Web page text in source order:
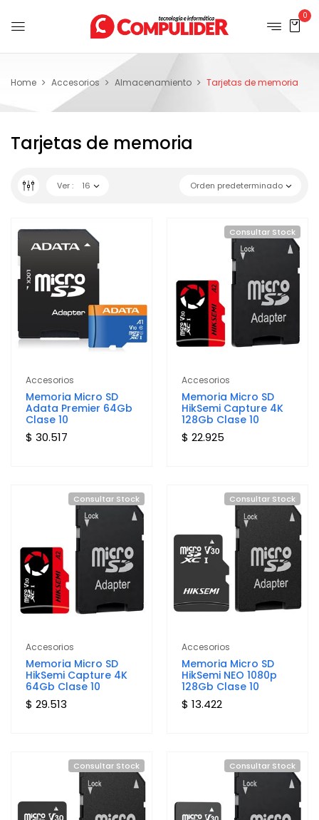
0
Home Accesorios Almacenamiento Tarjetas de memoria
Tarjetas de memoria
Orden predeterminado
Ver : 16
Accesorios
Memoria Micro SD
Adata Premier 64Gb
Clase 10
$ 30.517
Consultar Stock
Accesorios
Memoria Micro SD
HikSemi Capture 4K
128Gb Clase 10
$ 22.925
Consultar Stock
Accesorios
Memoria Micro SD
HikSemi Capture 4K
64Gb Clase 10
$ 29.513
Consultar Stock
Accesorios
Memoria Micro SD
HikSemi NEO 1080p
128Gb Clase 10
$ 13.422
Consultar Stock Consultar Stock